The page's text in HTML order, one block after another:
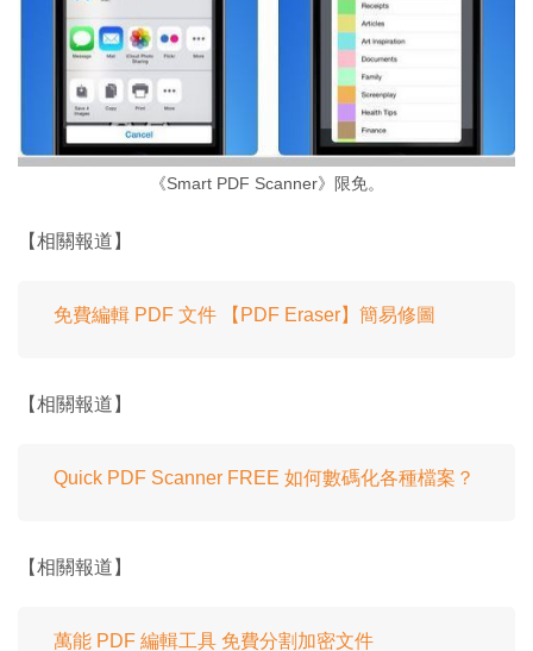
《Smart PDF Scanner》限免。
【相關報道】
免費編輯 PDF 文件 【PDF Eraser】簡易修圖
【相關報道】
Quick PDF Scanner FREE 如何數碼化各種檔案？
【相關報道】
萬能 PDF 編輯工具 免費分割加密文件